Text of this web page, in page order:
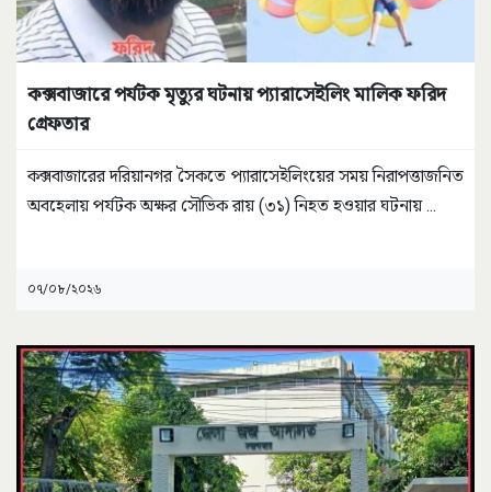
কক্সবাজারে পর্যটক মৃত্যুর ঘটনায় প্যারাসেইলিং মালিক ফরিদ
গ্রেফতার
কক্সবাজারের দরিয়ানগর সৈকতে প্যারাসেইলিংয়ের সময় নিরাপত্তাজনিত
অবহেলায় পর্যটক অক্ষর সৌভিক রায় (৩১) নিহত হওয়ার ঘটনায়...
০৭/০৮/২০২৬